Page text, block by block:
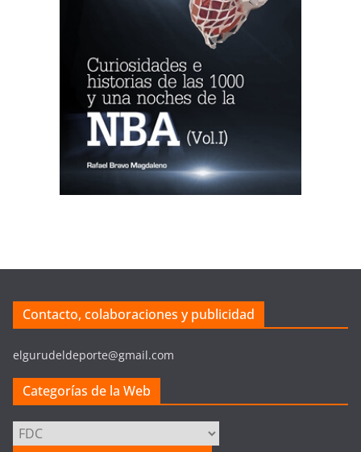
Contacto, colaboraciones y publicidad
elgurudeldeporte@gmail.com
Categorías de la Web
Categorías